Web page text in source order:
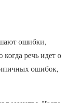
ошибки,
речь идет о
ошибок,